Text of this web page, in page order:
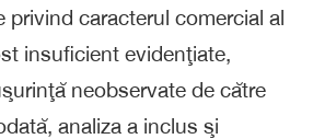
privind caracterul comercial al
insuficient evidenţiate,
neobservate de către
analiza a inclus şi